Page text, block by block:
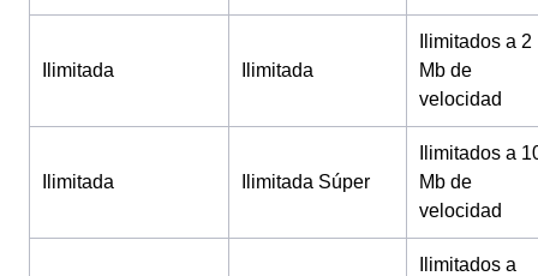
Ilimitada Ilimitada
Ilimitados a 2
Mb de
velocidad
Ilimitada Ilimitada Súper
Ilimitados a
Mb de
velocidad
Ilimitados a